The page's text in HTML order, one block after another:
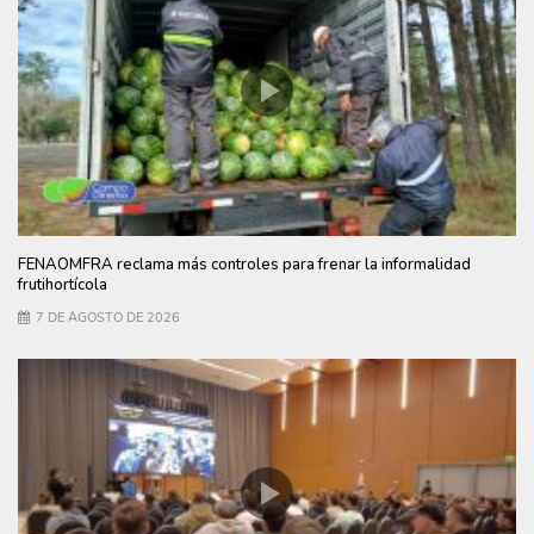
FENAOMFRA reclama más controles para frenar la informalidad
frutihortícola
7 DE AGOSTO DE 2026